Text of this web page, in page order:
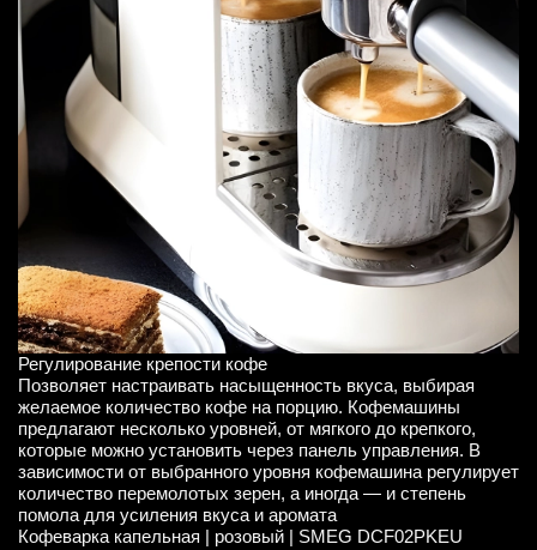
Регулирование крепости кофе
Позволяет настраивать насыщенность вкуса, выбирая
желаемое количество кофе на порцию. Кофемашины
предлагают несколько уровней, от мягкого до крепкого,
которые можно установить через панель управления. В
зависимости от выбранного уровня кофемашина регулирует
количество перемолотых зерен, а иногда — и степень
помола для усиления вкуса и аромата
Кофеварка капельная | розовый | SMEG DCF02PKEU